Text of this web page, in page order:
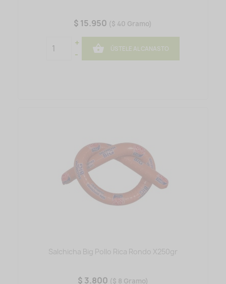
$ 15.950 ($ 40 Gramo)
+
-
 ÚSTELE AL CANASTO
Salchicha Big Pollo Rica Rondo X250gr
$ 3.800 ($ 8 Gramo)